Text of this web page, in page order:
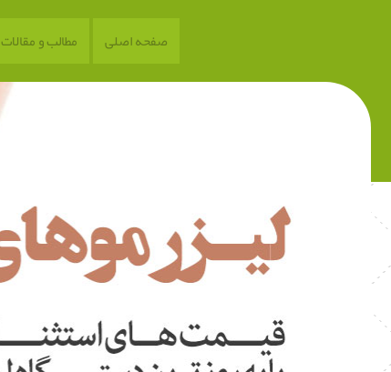
صفحه اصلی مطالب و مقالات